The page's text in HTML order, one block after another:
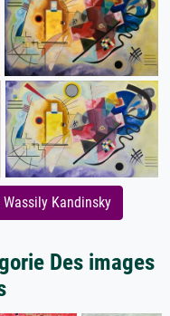
Kandinsky
Des images